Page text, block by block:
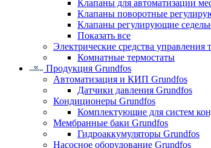
Клапаны для автоматизации
Клапаны поворотные
Клапаны регулирующие
Показать все
Электрические средства
Комнатные термостаты
Продукция Grundfos
Автоматизация и КИП Grundfos
Датчики давления Grundfos
Кондиционеры Grundfos
Комплектующие для систем
Мембранные баки Grundfos
Гидроаккумуляторы Grundfos
Насосное оборудование Grundfos